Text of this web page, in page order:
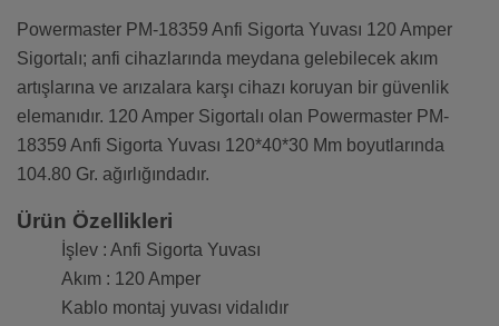
Powermaster PM-18359 Anfi Sigorta Yuvası 120 Amper
Sigortalı; anfi cihazlarında meydana gelebilecek akım
artışlarına ve arızalara karşı cihazı koruyan bir güvenlik
elemanıdır. 120 Amper Sigortalı olan Powermaster PM-
18359 Anfi Sigorta Yuvası 120*40*30 Mm boyutlarında
104.80 Gr. ağırlığındadır.
Ürün Özellikleri
İşlev : Anfi Sigorta Yuvası
Akım : 120 Amper
Kablo montaj yuvası vidalıdır